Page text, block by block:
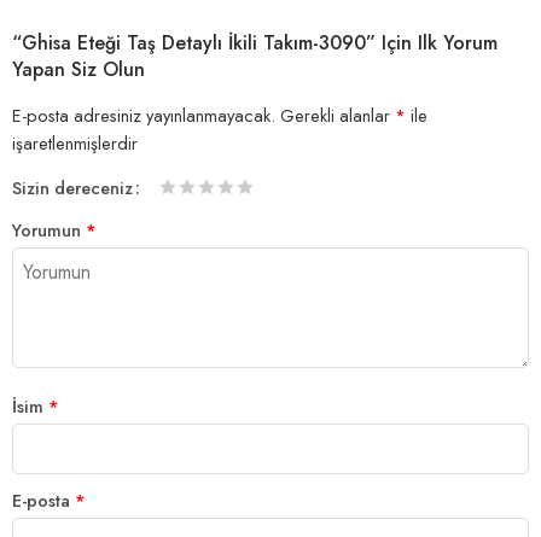
“Ghisa Eteği Taş Detaylı İkili Takım-3090” Için Ilk Yorum
Yapan Siz Olun
E-posta adresiniz yayınlanmayacak. Gerekli alanlar * ile
işaretlenmişlerdir
Sizin dereceniz
Yorumun *
İsim *
E-posta *